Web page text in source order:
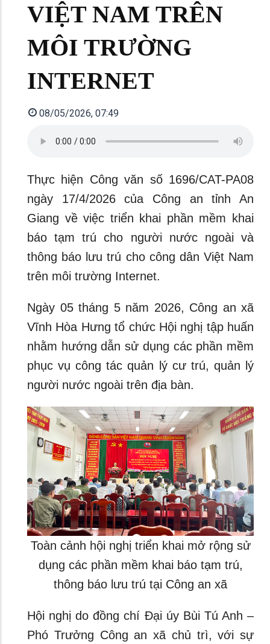
VIỆT NAM TRÊN
MÔI TRƯỜNG
INTERNET
08/05/2026, 07:49
Thực hiện Công văn số 1696/CAT-PA08
ngày 17/4/2026 của Công an tỉnh An
Giang về việc triển khai phần mềm khai
báo tạm trú cho người nước ngoài và
thông báo lưu trú cho công dân Việt Nam
trên môi trường Internet.
Ngày 05 tháng 5 năm 2026, Công an xã
Vĩnh Hòa Hưng tổ chức Hội nghị tập huấn
nhằm hướng dẫn sử dụng các phần mềm
phục vụ công tác quản lý cư trú, quản lý
người nước ngoài trên địa bàn.
Toàn cảnh hội nghị triển khai mở rộng sử
dụng các phần mềm khai báo tạm trú,
thông báo lưu trú tại Công an xã
Hội nghị do đồng chí Đại úy Bùi Tú Anh –
Phó Trưởng Công an xã chủ trì, với sự